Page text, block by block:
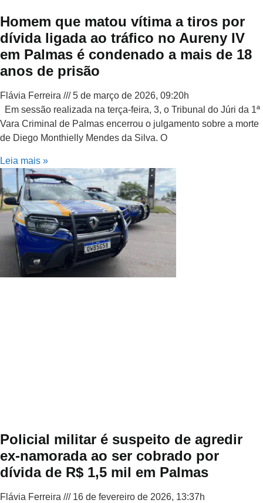
Homem que matou vítima a tiros por
dívida ligada ao tráfico no Aureny IV
em Palmas é condenado a mais de 18
anos de prisão
Flávia Ferreira
5 de março de 2026, 09:20h
Em sessão realizada na terça-feira, 3, o Tribunal do Júri da 1ª
Vara Criminal de Palmas encerrou o julgamento sobre a morte
de Diego Monthielly Mendes da Silva. O
Leia mais »
Policial militar é suspeito de agredir
ex-namorada ao ser cobrado por
dívida de R$ 1,5 mil em Palmas
Flávia Ferreira
16 de fevereiro de 2026, 13:37h